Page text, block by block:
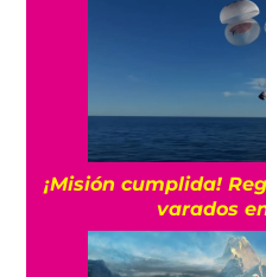
¡Misión cumplida!
varados